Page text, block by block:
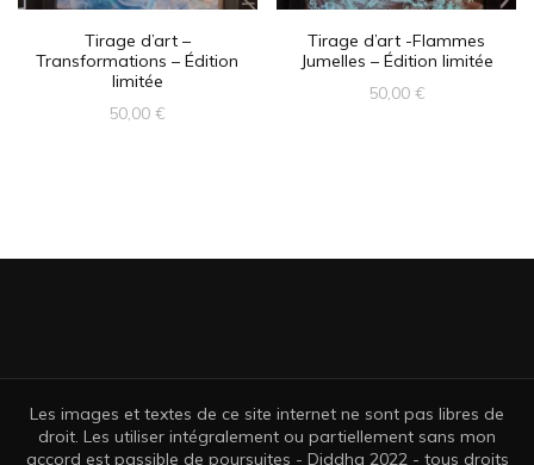
Tirage d’art –
Transformations – Édition
limitée
50,00€
Tirage d’art -Flammes
Jumelles – Édition limitée
50,00 €
Les images et textes de ce site internet ne sont pas libres de
droit. Les utiliser intégralement ou partiellement sans mon
accord est passible de poursuites - Diddha 2022 - tous droits